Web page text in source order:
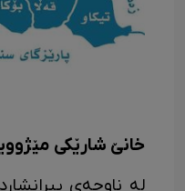
خانێ شارێکی